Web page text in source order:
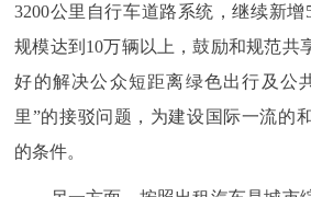
3200公里自行车道路系统，继续新
规模达到10万辆以上，鼓励和规范共
好的解决公众短距离绿色出行及公
里”的接驳问题，为建设国际一流的
的条件。